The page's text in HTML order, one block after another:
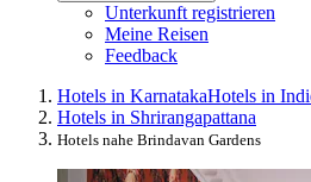
Unterkunft registrieren
Meine Reisen
Feedback
Hotels in KarnatakaHotels in
Hotels in Shrirangapattana
Hotels nahe Brindavan Gardens